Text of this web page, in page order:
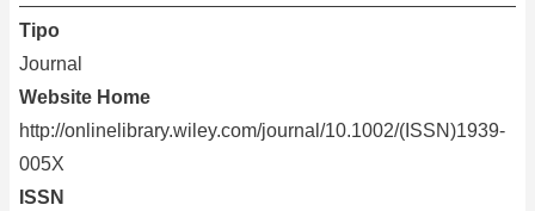
Tipo
Journal
Website Home
http://onlinelibrary.wiley.com/journal/10.1002/(ISSN)1939-
005X
ISSN